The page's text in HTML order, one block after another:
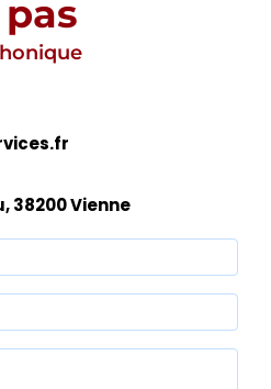
38200 Vienne